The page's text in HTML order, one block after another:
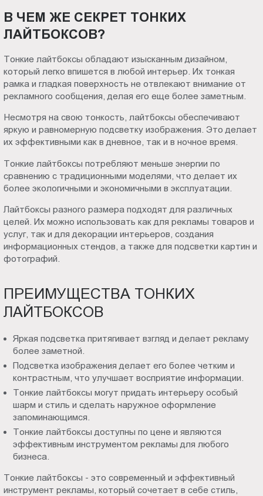
В ЧЕМ ЖЕ СЕКРЕТ ТОНКИХ
ЛАЙТБОКСОВ?
Тонкие лайтбоксы обладают изысканным дизайном,
который легко впишется в любой интерьер. Их тонкая
рамка и гладкая поверхность не отвлекают внимание от
рекламного сообщения, делая его еще более заметным.
Несмотря на свою тонкость, лайтбоксы обеспечивают
яркую и равномерную подсветку изображения. Это делает
их эффективными как в дневное, так и в ночное время.
Тонкие лайтбоксы потребляют меньше энергии по
сравнению с традиционными моделями, что делает их
более экологичными и экономичными в эксплуатации.
Лайтбоксы разного размера подходят для различных
целей. Их можно использовать как для рекламы товаров и
услуг, так и для декорации интерьеров, создания
информационных стендов, а также для подсветки картин и
фотографий.
ПРЕИМУЩЕСТВА ТОНКИХ
ЛАЙТБОКСОВ
Яркая подсветка притягивает взгляд и делает рекламу
более заметной.
Подсветка изображения делает его более четким и
контрастным, что улучшает восприятие информации.
Тонкие лайтбоксы могут придать интерьеру особый
шарм и стиль и сделать наружное оформление
запоминающимся.
Тонкие лайтбоксы доступны по цене и являются
эффективным инструментом рекламы для любого
бизнеса.
Тонкие лайтбоксы - это современный и эффективный
инструмент рекламы, который сочетает в себе стиль,
Пт.:
9.00-
18.00
выходной